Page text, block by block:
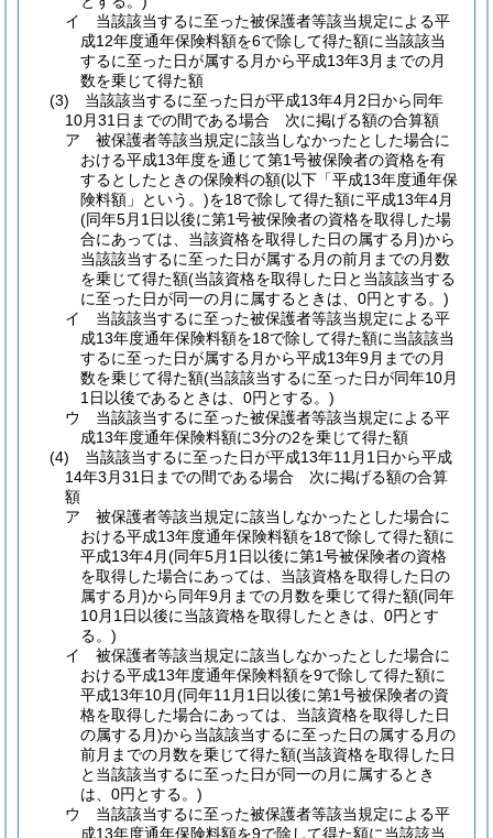
イ
当該該当するに至った被保護者等該当規定による平
成12年度通年保険料額を6で除して得た額に当該該当
するに至った日が属する月から平成13年3月までの月
数を乗じて得た額
(3)
当該該当するに至った日が平成13年4月2日から同年
10月31日までの間である場合 次に掲げる額の合算額
ア
被保護者等該当規定に該当しなかったとした場合に
おける平成13年度を通じて第1号被保険者の資格を有
するとしたときの保険料の額(以下「平成13年度通年保
険料額」という。)を18で除して得た額に平成13年4月
(同年5月1日以後に第1号被保険者の資格を取得した場
合にあっては、当該資格を取得した日の属する月)から
当該該当するに至った日が属する月の前月までの月数
を乗じて得た額(当該資格を取得した日と当該該当する
に至った日が同一の月に属するときは、0円とする。)
イ
当該該当するに至った被保護者等該当規定による平
成13年度通年保険料額を18で除して得た額に当該該当
するに至った日が属する月から平成13年9月までの月
数を乗じて得た額(当該該当するに至った日が同年10月
1日以後であるときは、0円とする。)
ウ
当該該当するに至った被保護者等該当規定による平
成13年度通年保険料額に3分の2を乗じて得た額
(4)
当該該当するに至った日が平成13年11月1日から平成
14年3月31日までの間である場合 次に掲げる額の合算
額
ア
被保護者等該当規定に該当しなかったとした場合に
おける平成13年度通年保険料額を18で除して得た額に
平成13年4月(同年5月1日以後に第1号被保険者の資格
を取得した場合にあっては、当該資格を取得した日の
属する月)から同年9月までの月数を乗じて得た額(同年
10月1日以後に当該資格を取得したときは、0円とす
る。)
イ
被保護者等該当規定に該当しなかったとした場合に
おける平成13年度通年保険料額を9で除して得た額に
平成13年10月(同年11月1日以後に第1号被保険者の資
格を取得した場合にあっては、当該資格を取得した日
の属する月)から当該該当するに至った日の属する月の
前月までの月数を乗じて得た額(当該資格を取得した日
と当該該当するに至った日が同一の月に属するとき
は、0円とする。)
ウ
当該該当するに至った被保護者等該当規定による平
成13年度通年保険料額を9で除して得た額に当該該当